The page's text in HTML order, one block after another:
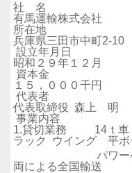
社 名
有馬運輸株式会社
所在地
兵庫県三田市中町2-10
設立年月日
昭和２９年１２月
資本金
１５，０００千円
代表者
代表取締役 森上 明
事業内容
1.貸切業務 14ｔ
ラック ウイング 平
パワーゲート
両による全国輸送